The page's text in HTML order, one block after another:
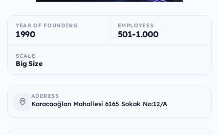
YEAR OF FOUNDING
1990
EMPLOYEES
501-1.000
SCALE
Big Size
ADDRESS
Karacaoğlan Mahallesi 6165 Sokak No:12/A